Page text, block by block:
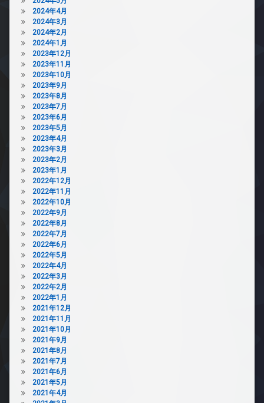
2024年4月
2024年3月
2024年2月
2024年1月
2023年12月
2023年11月
2023年10月
2023年9月
2023年8月
2023年7月
2023年6月
2023年5月
2023年4月
2023年3月
2023年2月
2023年1月
2022年12月
2022年11月
2022年10月
2022年9月
2022年8月
2022年7月
2022年6月
2022年5月
2022年4月
2022年3月
2022年2月
2022年1月
2021年12月
2021年11月
2021年10月
2021年9月
2021年8月
2021年7月
2021年6月
2021年5月
2021年4月